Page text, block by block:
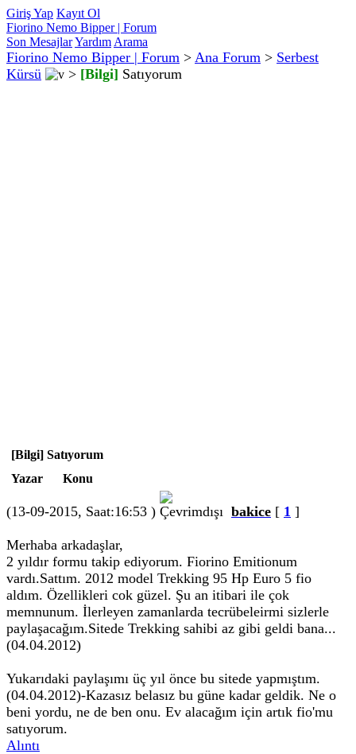
Giriş Yap Kayıt Ol
Fiorino Nemo Bipper | Forum
Son MesajlarYardım Arama
Fiorino Nemo Bipper | Forum > Ana Forum > Serbest
Kürsü
> [Bilgi] Satıyorum
[Bilgi] Satıyorum
Yazar
Konu
(13-09-2015, Saat:16:53 ) bakice [ 1 ]
Merhaba arkadaşlar,
2 yıldır formu takip ediyorum. Fiorino Emitionum
vardı.Sattım. 2012 model Trekking 95 Hp Euro 5 fio
aldım. Özellikleri cok güzel. Şu an itibari ile çok
memnunum. İlerleyen zamanlarda tecrübeleirmi sizlerle
paylaşacağım.Sitede Trekking sahibi az gibi geldi bana...
(04.04.2012)
Yukarıdaki paylaşımı üç yıl önce bu sitede yapmıştım.
(04.04.2012)-Kazasız belasız bu güne kadar geldik. Ne o
beni yordu, ne de ben onu. Ev alacağım için artık fio'mu
satıyorum.
Alıntı